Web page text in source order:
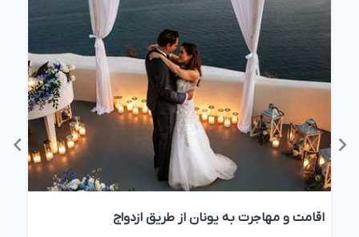
اقامت و مهاجرت به یونان از طریق ازدواج